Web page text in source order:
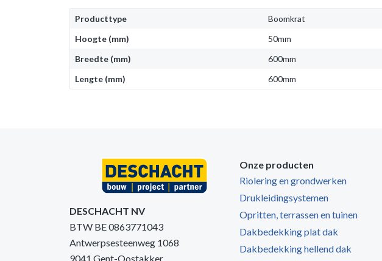
Producttype
Boomkrat
Hoogte (mm)
50mm
Breedte (mm)
600mm
Lengte (mm)
600mm
DESCHACHT NV
BTW BE 0863771043
Antwerpsesteenweg 1068
9041 Gent-Oostakker
Onze producten
Riolering en grondwerken
Drukleidingsystemen
Opritten, terrassen en tuinen
Dakbedekking plat dak
Dakbedekking hellend dak